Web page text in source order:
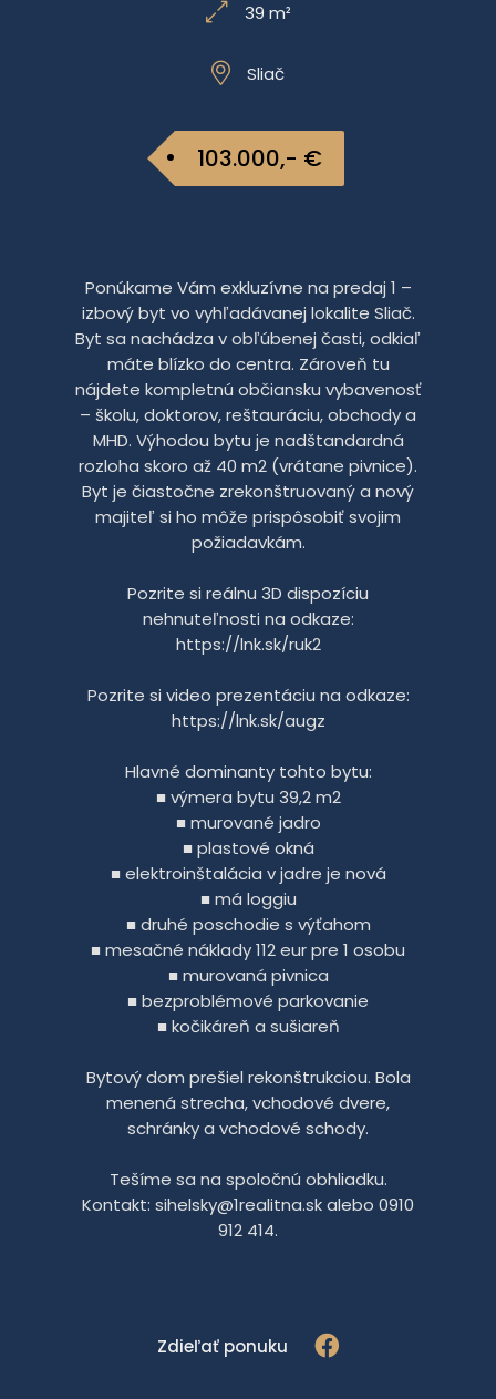
39 m²
Sliač
103.000,- €
Ponúkame Vám exkluzívne na predaj 1 –
izbový byt vo vyhľadávanej lokalite Sliač.
Byt sa nachádza v obľúbenej časti, odkiaľ
máte blízko do centra. Zároveň tu
nájdete kompletnú občiansku vybavenosť
– školu, doktorov, reštauráciu, obchody a
MHD. Výhodou bytu je nadštandardná
rozloha skoro až 40 m2 (vrátane pivnice).
Byt je čiastočne zrekonštruovaný a nový
majiteľ si ho môže prispôsobiť svojim
požiadavkám.
Pozrite si reálnu 3D dispozíciu
nehnuteľnosti na odkaze:
https://lnk.sk/ruk2
Pozrite si video prezentáciu na odkaze:
https://lnk.sk/augz
Hlavné dominanty tohto bytu:
■ výmera bytu 39,2 m2
■ murované jadro
■ plastové okná
■ elektroinštalácia v jadre je nová
■ má loggiu
■ druhé poschodie s výťahom
■ mesačné náklady 112 eur pre 1 osobu
■ murovaná pivnica
■ bezproblémové parkovanie
■ kočikáreň a sušiareň
Bytový dom prešiel rekonštrukciou. Bola
menená strecha, vchodové dvere,
schránky a vchodové schody.
Tešíme sa na spoločnú obhliadku.
Kontakt: sihelsky@1realitna.sk alebo 0910
912 414.
Zdieľať ponuku